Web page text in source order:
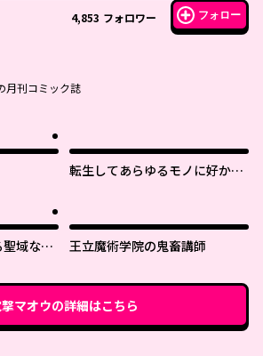
4,853 フォロワー フォロー
月刊コミック誌
転生してあらゆるモノに好かれ
域なき
王立魔術学院の鬼畜講師
マオウの詳細はこちら